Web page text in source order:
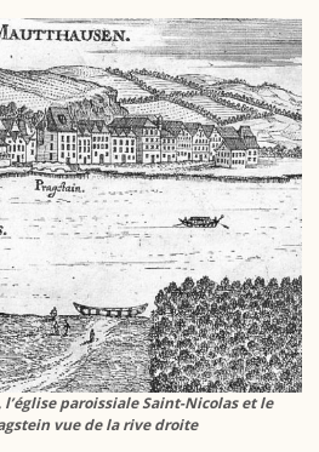
paroissiale Saint-Nicolas et le
vue de la rive droite